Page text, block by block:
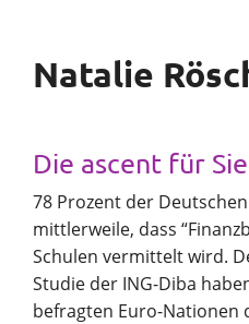
Natalie
Die ascent für
78 Prozent der
mittlerweile, dass
Schulen vermittelt wird.
Studie der ING-Diba
befragten Euro-Nationen